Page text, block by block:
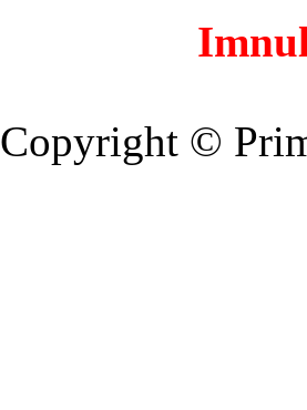
Copyright ©